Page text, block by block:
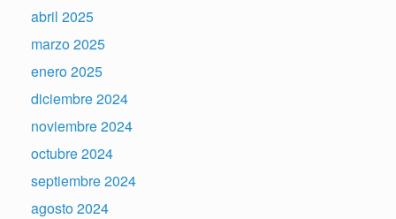
abril 2025
marzo 2025
enero 2025
diciembre 2024
noviembre 2024
octubre 2024
septiembre 2024
agosto 2024